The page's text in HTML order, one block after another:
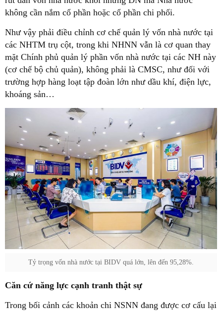
không cần nắm cổ phần hoặc cổ phần chi phối.
Như vậy phải điều chỉnh cơ chế quản lý vốn nhà nước tại
các NHTM trụ cột, trong khi NHNN vẫn là cơ quan thay
mặt Chính phủ quản lý phần vốn nhà nước tại các NH này
(cơ chế bộ chủ quản), không phải là CMSC, như đối với
trường hợp hàng loạt tập đoàn lớn như dầu khí, điện lực,
khoáng sản…
Tỷ trọng vốn nhà nước tại BIDV quá lớn, lên đến 95,28%.
Căn cứ năng lực cạnh tranh thật sự
Trong bối cảnh các khoản chi NSNN đang được cơ cấu lại